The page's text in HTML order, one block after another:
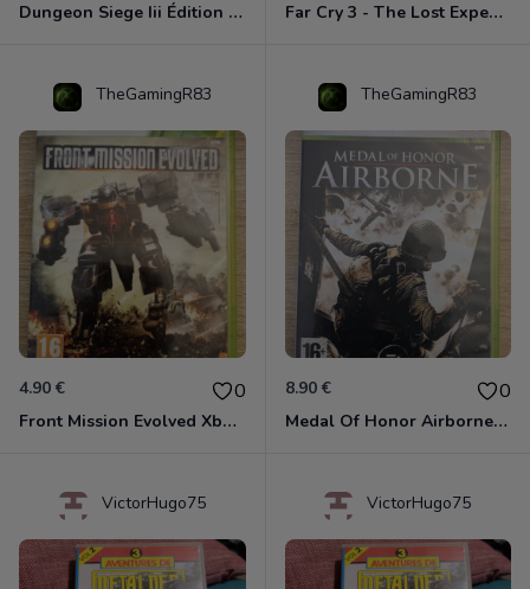
Dungeon Siege Iii Édition Limitée - Vf Intégrale Xbox 360 Far Cry 3 - The Lost Expeditions - Edition Spéciale Xbox 360
TheGamingR83
4.90 € 0
Front Mission Evolved Xbox 360
TheGamingR83
8.90 € 0
Medal Of Honor Airborne Xbox 360
VictorHugo75 VictorHugo75